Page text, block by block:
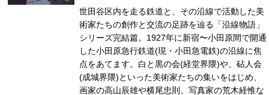
世田谷区内を走る鉄道と、その沿線で活動した美
術家たちの創作と交流の足跡を辿る「沿線物語」
シリーズ完結篇。1927年に新宿〜小田原間で開通
した小田原急行鉄道(現・小田急電鉄)の沿線に焦
点をあてます。白と黒の会(経堂界隈)や、砧人会
(成城界隈)といった美術家たちの集いをはじめ、
画家の高山辰雄や横尾忠則、写真家の荒木経惟な